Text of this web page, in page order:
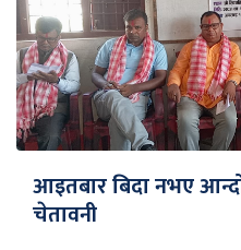
आइतबार बिदा नभए
चेतावनी